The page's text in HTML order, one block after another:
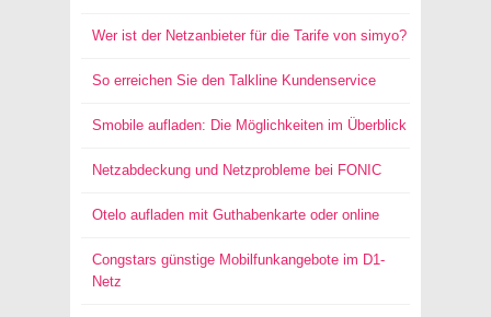
Wer ist der Netzanbieter für die Tarife von simyo?
So erreichen Sie den Talkline Kundenservice
Smobile aufladen: Die Möglichkeiten im Überblick
Netzabdeckung und Netzprobleme bei FONIC
Otelo aufladen mit Guthabenkarte oder online
Congstars günstige Mobilfunkangebote im D1-
Netz